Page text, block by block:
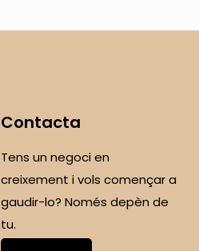
Contacta
Tens un negoci en
creixement i vols començar a
gaudir-lo? Només depèn de
tu.